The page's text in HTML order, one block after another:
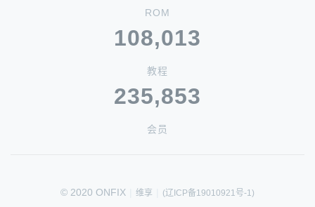
ROM
108,013
教程
235,853
会员
© 2020 ONFIX 维享 (辽ICP备19010921号-1)